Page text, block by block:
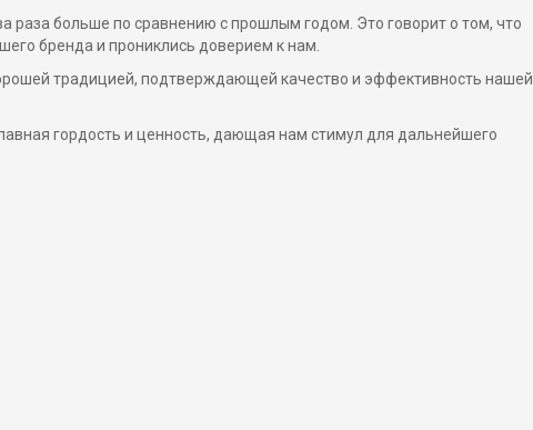
раза больше по сравнению с прошлым годом. Это говорит о том, что
бренда и прониклись доверием к нам.
традицией, подтверждающей качество и эффективность нашей
гордость и ценность, дающая нам стимул для дальнейшего